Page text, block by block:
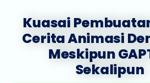
Kuasai
Cerita Animasi
Meskipun
Sekalipun